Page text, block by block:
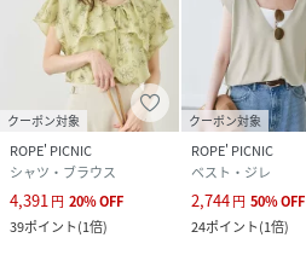
クーポン対象
ROPE' PICNIC
シャツ・ブラウス
4,391円 20%OFF
39ポイント(1倍)
クーポン対象
ROPE' PICNIC
ベスト・ジレ
2,744円 50%OFF
24ポイント(1倍)